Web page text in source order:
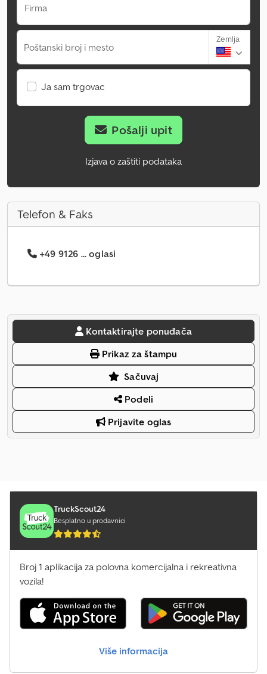
Firma
Poštanski broj i mesto
Zemlja
Ja sam trgovac
Pošalji upit
Izjava o zaštiti podataka
Telefon & Faks
+49 9126 ... oglasi
Kontaktirajte ponuđača
Prikaz za štampu
Sačuvaj
Podeli
Prijavite oglas
TruckScout24
Besplatno u prodavnici
Broj 1 aplikacija za polovna komercijalna i rekreativna
vozila!
Više informacija